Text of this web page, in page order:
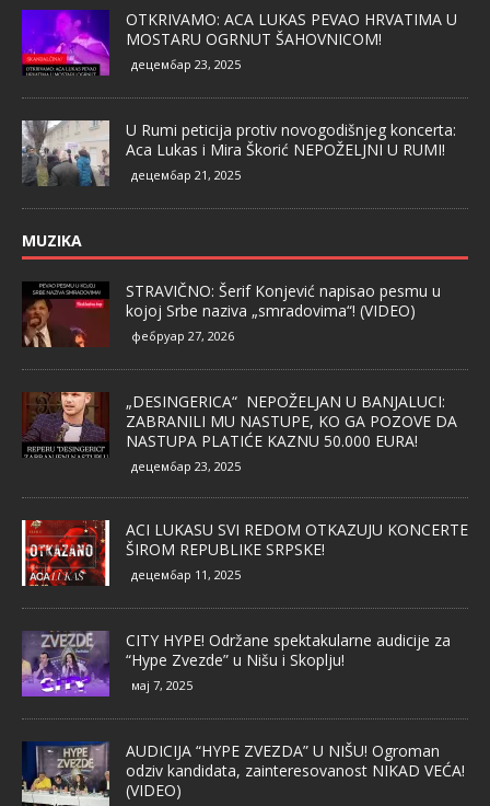
OTKRIVAMO: ACA LUKAS PEVAO HRVATIMA U
MOSTARU OGRNUT ŠAHOVNICOM!
децембар 23, 2025
U Rumi peticija protiv novogodišnjeg koncerta:
Aca Lukas i Mira Škorić NEPOŽELJNI U RUMI!
децембар 21, 2025
MUZIKA
STRAVIČNO: Šerif Konjević napisao pesmu u
kojoj Srbe naziva „smradovima“! (VIDEO)
фебруар 27, 2026
„DESINGERICA“ NEPOŽELJAN U BANJALUCI:
ZABRANILI MU NASTUPE, KO GA POZOVE DA
NASTUPA PLATIĆE KAZNU 50.000 EURA!
децембар 23, 2025
ACI LUKASU SVI REDOM OTKAZUJU KONCERTE
ŠIROM REPUBLIKE SRPSKE!
децембар 11, 2025
CITY HYPE! Održane spektakularne audicije za
“Hype Zvezde” u Nišu i Skoplju!
мај 7, 2025
AUDICIJA “HYPE ZVEZDA” U NIŠU! Ogroman
odziv kandidata, zainteresovanost NIKAD VEĆA!
(VIDEO)